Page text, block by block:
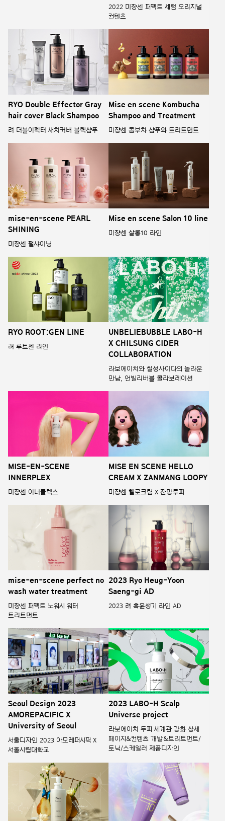
2022 미쟝센 퍼펙트 세럼 오리지널
컨텐츠
RYO Double Effector Gray
hair cover Black Shampoo
려 더블이펙터 새치커버 블랙샴푸
Mise en scene Kombucha
Shampoo and Treatment
미쟝센 콤부차 샴푸와 트리트먼트
mise-en-scene PEARL
SHINING
미쟝센 펄샤이닝
Mise en scene Salon 10 line
미쟝센 살롱10 라인
RYO ROOT:GEN LINE
려 루트젠 라인
UNBELIEBUBBLE LABO-H
X CHILSUNG CIDER
COLLABORATION
라보에이치와 칠성사이다의 놀라운
만남, 언빌리버블 콜라보레이션
MISE-EN-SCENE
INNERPLEX
미쟝센 이너플렉스
MISE EN SCENE HELLO
CREAM X ZANMANG LOOPY
미쟝센 헬로크림 X 잔망루피
mise-en-scene perfect no
wash water treatment
미쟝센 퍼펙트 노워시 워터
트리트먼트
2023 Ryo Heug-Yoon
Saeng-gi AD
2023 려 흑윤생기 라인 AD
Seoul Design 2023
AMOREPACIFIC X
University of Seoul
서울디자인 2023 아모레퍼시픽 X
서울시립대학교
2023 LABO-H Scalp
Universe project
라보에이치 두피 세계관 강화 상세
페이지&컨텐츠 개발&트리트먼트/
토닉/스케일러 제품디자인